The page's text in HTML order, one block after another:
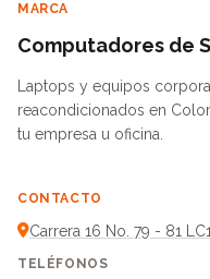
MARCA
Computadores de
Laptops y equipos
reacondicionados en
tu empresa u oficina.
CONTACTO
Carrera 16 No. 79 - 81
TELÉFONOS